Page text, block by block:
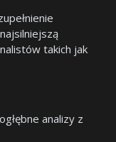
takich jak
analizy z